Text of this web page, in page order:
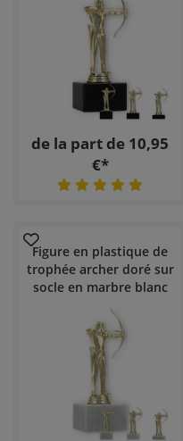
de la part de 10,95
€*
Figure en plastique de
trophée archer doré sur
socle en marbre blanc